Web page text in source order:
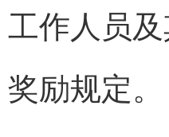
工作人员
奖励规定。